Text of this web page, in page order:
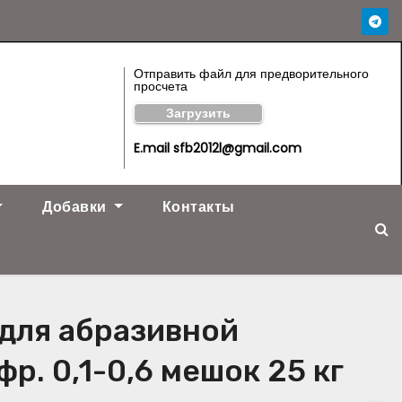
Отправить файл для предворительного
просчета
Загрузить
E.mail sfb2012l@gmail.com
Добавки Контакты
абразивной
0,1-0,6 мешок 25 кг